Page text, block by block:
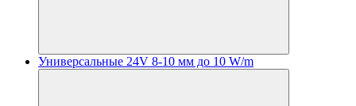
Универсальные 24V 8-10 мм до 10 W/m